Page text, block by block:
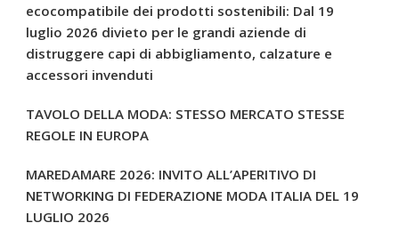
ecocompatibile dei prodotti sostenibili: Dal 19
luglio 2026 divieto per le grandi aziende di
distruggere capi di abbigliamento, calzature e
accessori invenduti
TAVOLO DELLA MODA: STESSO MERCATO STESSE
REGOLE IN EUROPA
MAREDAMARE 2026: INVITO ALL’APERITIVO DI
NETWORKING DI FEDERAZIONE MODA ITALIA DEL 19
LUGLIO 2026